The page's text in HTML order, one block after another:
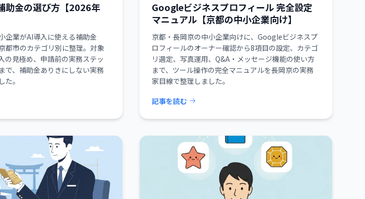
助金の選び方【2026年
企業がAI導入に使える補助金
都市のカテゴリ別に整理。対象
の見極め、申請前の実務ステッ
で、補助金ありきにしない実務
。
Googleビジネスプロフィール 完全設定
マニュアル【京都の中小企業向け】
京都・長岡京の中小企業向けに、Googleビジネスプ
ロフィールのオーナー確認から8項目の設定、カテゴ
リ選定、写真運用、Q&A・メッセージ機能の使い方
まで、ツール操作の完全マニュアルを長岡京の実務
家目線で整理しました。
記事を読む